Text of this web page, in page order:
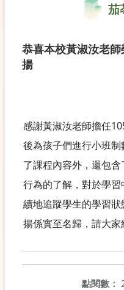
茄
恭喜本校黃淑汝老
揚
感謝黃淑汝老師擔任
後為孩子們進行小班
了課程內容外，還包
行為的了解，對於學
續地追蹤學生的學習
揚係實至名歸，請大
點閱數：